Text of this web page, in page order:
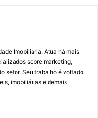
Imobiliária. Atua há mais
sobre marketing,
setor. Seu trabalho é voltado
imobiliárias e demais